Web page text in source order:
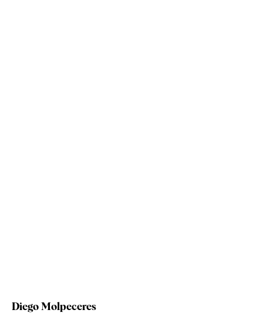
Diego Molpeceres